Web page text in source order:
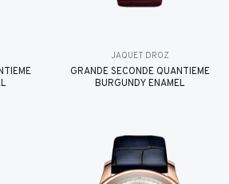
JAQUET DROZ
GRANDE SECONDE QUANTIÈME
BURGUNDY ENAMEL